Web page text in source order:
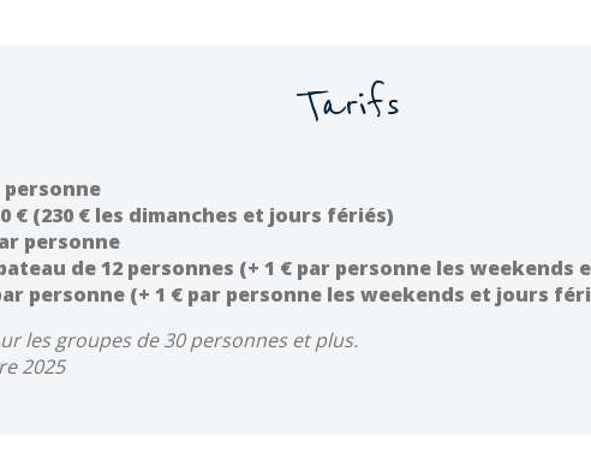
Tarifs
personne
(230 € les dimanches et jours fériés)
personne
de 12 personnes (+ 1 € par personne les weekends
personne (+ 1 € par personne les weekends et jours
les groupes de 30 personnes et plus.
2025